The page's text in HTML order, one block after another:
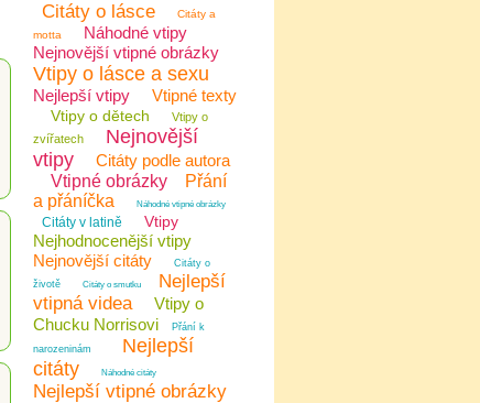
Citáty o lásce
Citáty a
motta
Náhodné vtipy
Nejnovější vtipné obrázky
Vtipy o lásce a sexu
Nejlepší vtipy Vtipné texty
Vtipy o dětech
Vtipy o
zvířatech
Nejnovější
vtipy
Citáty podle autora
Vtipné obrázky
Přání
a přáníčka
Náhodné vtipné obrázky
Citáty v latině Vtipy
Nejhodnocenější vtipy
Nejnovější citáty
Citáty o
životě
Citáty o smutku
Nejlepší
vtipná videa
Vtipy o
Chucku Norrisovi
Přání k
narozeninám
Nejlepší
citáty
Náhodné citáty
Nejlepší vtipné obrázky